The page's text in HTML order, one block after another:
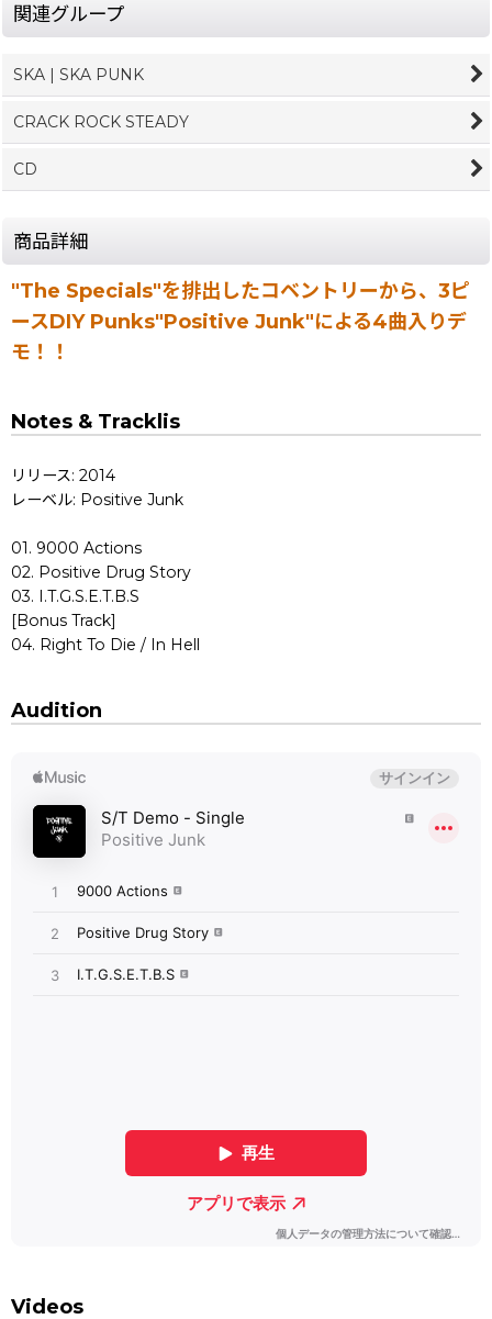
関連グループ
SKA | SKA PUNK
CRACK ROCK STEADY
CD
商品詳細
"The Specials"を排出したコベントリーから、3ピ
ースDIY Punks"Positive Junk"による4曲入りデ
モ！！
Notes & Tracklis
リリース: 2014
レーベル: Positive Junk
01. 9000 Actions
02. Positive Drug Story
03. I.T.G.S.E.T.B.S
[Bonus Track]
04. Right To Die / In Hell
Audition
Videos